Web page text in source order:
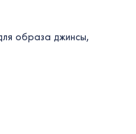
образа джинсы,